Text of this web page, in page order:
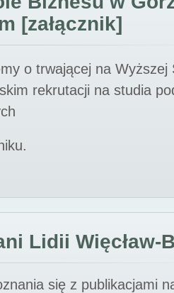
[załącznik]
o trwającej na Wyższej
rekrutacji na studia
Lidii Więcław-
się z publikacjami